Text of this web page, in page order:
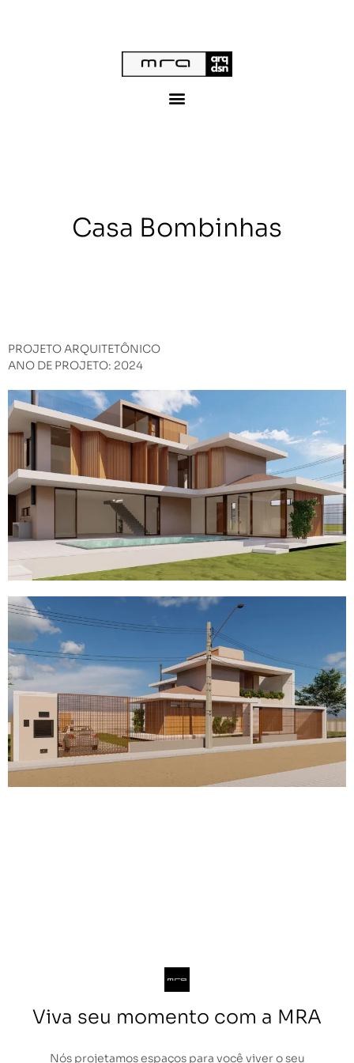
Casa Bombinhas
PROJETO ARQUITETÔNICO
ANO DE PROJETO: 2024
Viva seu momento com a MRA
Nós projetamos espaços para você viver o seu